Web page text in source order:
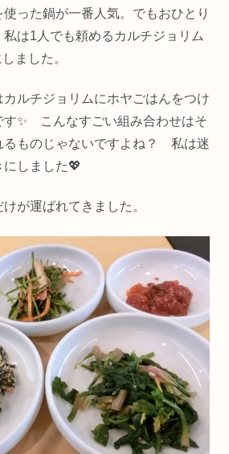
った鍋が一番人気。でもおひとり
は1人でも頼めるカルチジョリム
ました。
カルチジョリムにホヤごはんをつけ
す✨ こんなすごい組み合わせはそ
るものじゃないですよね？ 私は迷
しました💖
が運ばれてきました。